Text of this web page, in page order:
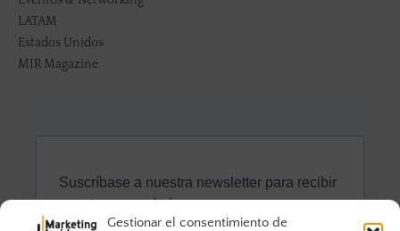
Gestionar el consentimiento de
LATAM
Estados Unidos
MIR Magazine